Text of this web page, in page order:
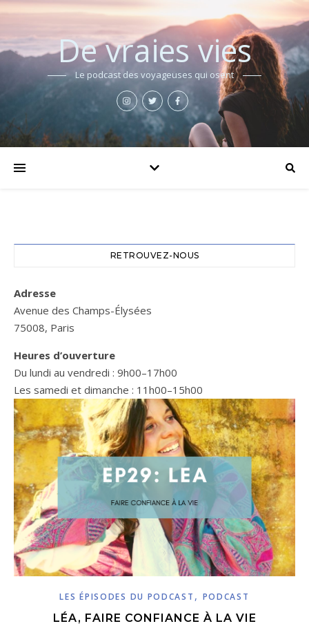
De vraies vies
Le podcast des voyageuses qui osent
RETROUVEZ-NOUS
Adresse
Avenue des Champs-Élysées
75008, Paris
Heures d’ouverture
Du lundi au vendredi : 9h00–17h00
Les samedi et dimanche : 11h00–15h00
LES ÉPISODES DU PODCAST , PODCAST
LÉA, FAIRE CONFIANCE À LA VIE